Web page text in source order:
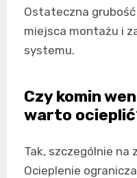
Ostateczna
miejsca montażu i
systemu.
Czy komin
warto
Tak, szczególnie na
Ocieplenie